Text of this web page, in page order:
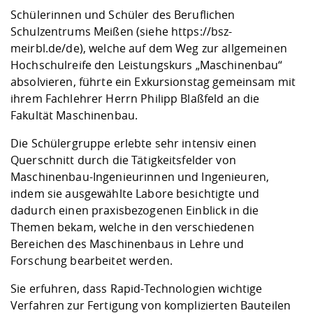
Vorbereitung
Checkliste zum
Studien- und
Digitales Lernen
Fremdsprachen
Studieren in
Lebenslagen
Angebote der
Arbeit
Career Service
Lehren,
Weiterbilden im
Internationale
Formulare und
FIS -
Prototyping und
Gründung und
Kontakt &
Klimaschutz &
Förderverein
Gremien und
Informatik/
Landbau/
Maschinenbau
Angebote für Unternehmen
Kontakt und Anfahrt
Qualitätssicherung
Schülerinnen und Schüler des Beruflichen
Schulzentrums Meißen (siehe https://bsz-
meirbl.de/de), welche auf dem Weg zur allgemeinen
Hochschulreife den Leistungskurs „Maschinenbau“
absolvieren, führte ein Exkursions­tag gemeinsam mit
ihrem Fachlehrer Herrn Philipp Blaßfeld an die
Fakultät Maschinenbau.
Die Schülergruppe erlebte sehr intensiv einen
Querschnitt durch die Tätigkeitsfelder von
Maschinenbau-Ingenieurinnen und Ingenieuren,
indem sie ausgewählte Labore besichtigte und
dadurch einen praxisbezogenen Einblick in die
Themen bekam, welche in den verschiedenen
Bereichen des Maschinenbaus in Lehre und
Forschung bearbeitet werden.
Sie erfuhren, dass Rapid-Technologien wichtige
Verfahren zur Fertigung von komplizierten Bauteilen